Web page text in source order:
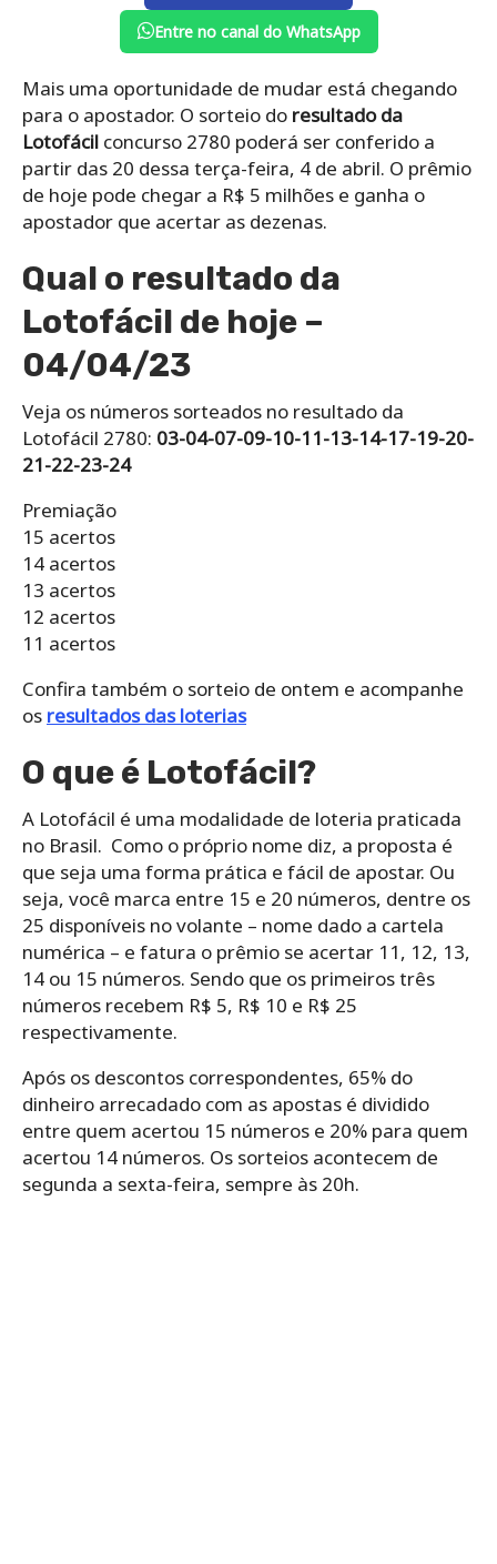
Entre no canal do WhatsApp
Mais uma oportunidade de mudar está chegando
para o apostador. O sorteio do resultado da
Lotofácil concurso 2780 poderá ser conferido a
partir das 20 dessa terça-feira, 4 de abril. O prêmio
de hoje pode chegar a R$ 5 milhões e ganha o
apostador que acertar as dezenas.
Qual o resultado da
Lotofácil de hoje –
04/04/23
Veja os números sorteados no resultado da
Lotofácil 2780: 03-04-07-09-10-11-13-14-17-19-20-
21-22-23-24
Premiação
15 acertos
14 acertos
13 acertos
12 acertos
11 acertos
Confira também o sorteio de ontem e acompanhe
os resultados das loterias
O que é Lotofácil?
A Lotofácil é uma modalidade de loteria praticada
no Brasil. Como o próprio nome diz, a proposta é
que seja uma forma prática e fácil de apostar. Ou
seja, você marca entre 15 e 20 números, dentre os
25 disponíveis no volante – nome dado a cartela
numérica – e fatura o prêmio se acertar 11, 12, 13,
14 ou 15 números. Sendo que os primeiros três
números recebem R$ 5, R$ 10 e R$ 25
respectivamente.
Após os descontos correspondentes, 65% do
dinheiro arrecadado com as apostas é dividido
entre quem acertou 15 números e 20% para quem
acertou 14 números. Os sorteios acontecem de
segunda a sexta-feira, sempre às 20h.